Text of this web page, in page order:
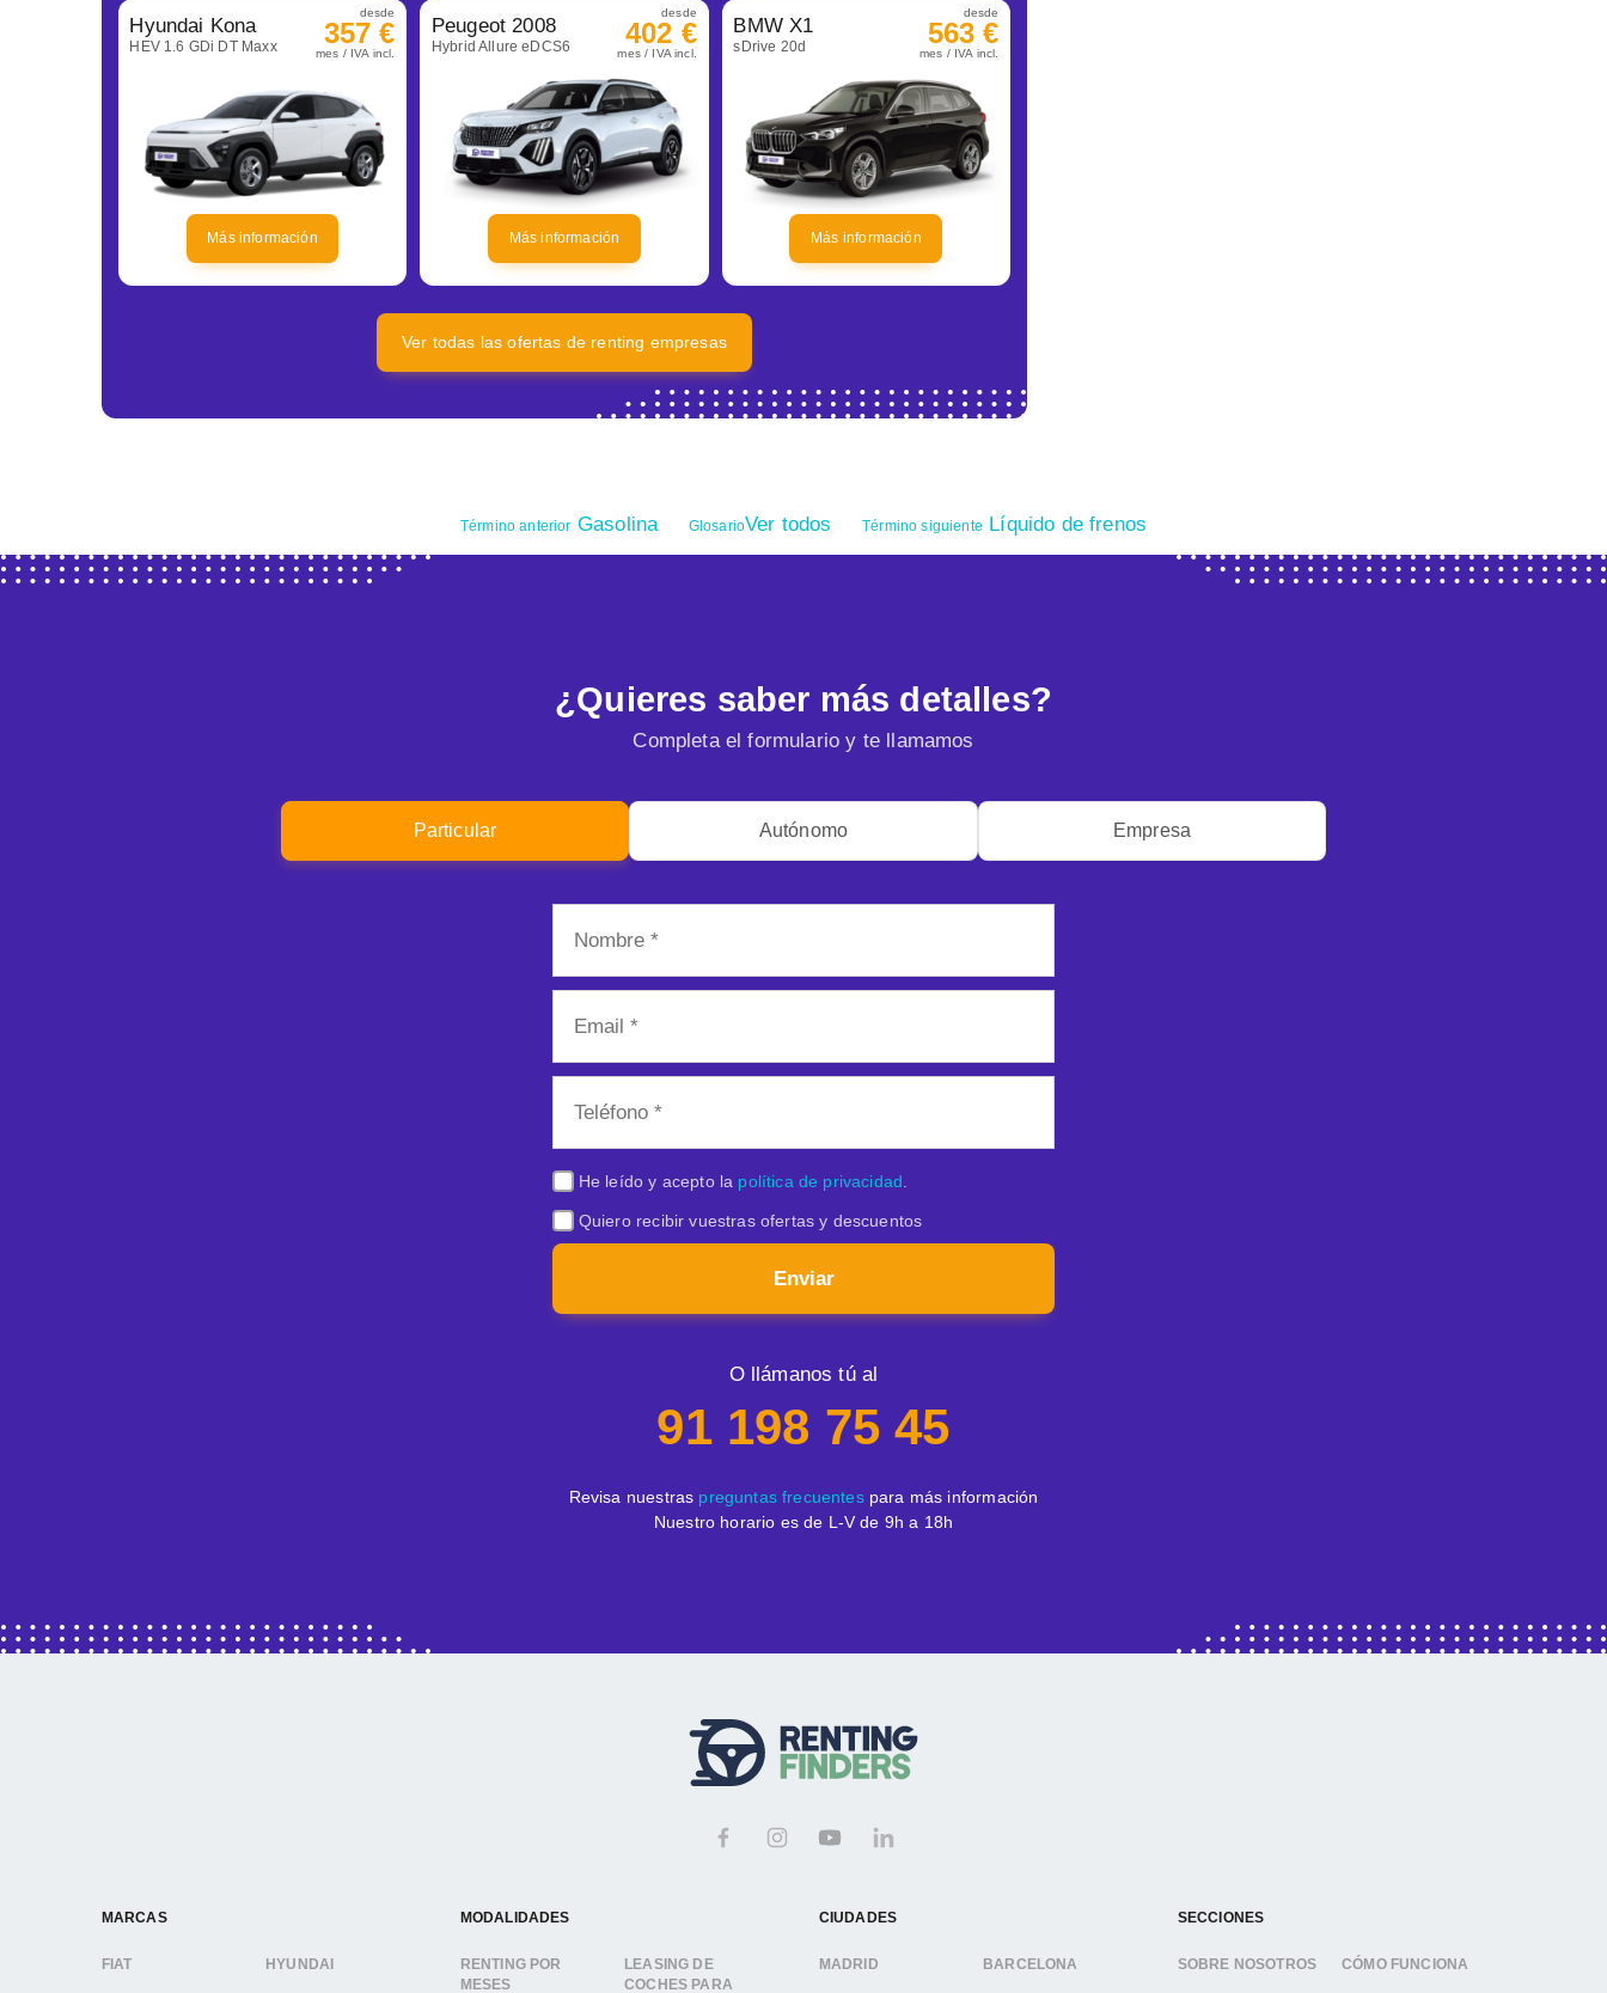
Hyundai Kona
HEV 1.6 GDi DT Maxx
desde
357 €
mes / IVA incl.
Más información
Peugeot 2008
Hybrid Allure eDCS6
desde
402 €
mes / IVA incl.
Más información
BMW X1
sDrive 20d
desde
563 €
mes / IVA incl.
Más información
Ver todas las ofertas de renting empresas
Término anterior Gasolina GlosarioVer todos Término siguiente Líquido de frenos
¿Quieres saber más detalles?
Completa el formulario y te llamamos
Particular Autónomo Empresa
He leído y acepto la política de privacidad
Quiero recibir vuestras ofertas y descuentos
Enviar
O llámanos tú al
91 198 75 45
Revisa nuestras preguntas frecuentespara más información
Nuestro horario es de L-V de 9h a 18h
MARCAS
FIAT HYUNDAI
MODALIDADES
RENTING POR
MESES
LEASING DE
COCHES PARA
CIUDADES
MADRID BARCELONA
SECCIONES
SOBRE NOSOTROS CÓMO FUNCIONA